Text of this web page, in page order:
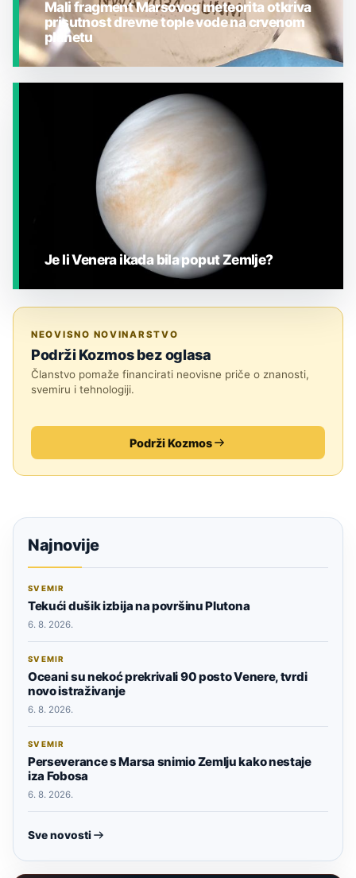
Mali fragment Marsovog meteorita otkriva
prisutnost drevne tople vode na crvenom
planetu
Je li Venera ikada bila poput Zemlje?
NEOVISNO NOVINARSTVO
Podrži Kozmos bez oglasa
Članstvo pomaže financirati neovisne priče o znanosti,
svemiru i tehnologiji.
Podrži Kozmos
Najnovije
SVEMIR
Tekući dušik izbija na površinu Plutona
6. 8. 2026.
SVEMIR
Oceani su nekoć prekrivali 90 posto Venere, tvrdi
novo istraživanje
6. 8. 2026.
SVEMIR
Perseverance s Marsa snimio Zemlju kako nestaje
iza Fobosa
6. 8. 2026.
Sve novosti